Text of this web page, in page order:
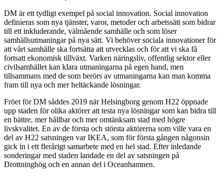
DM är ett tydligt exempel på social innovation. Social innovation
definieras som nya tjänster, varor, metoder och arbetssätt som bidrar
till ett inkluderande, välmående samhälle och som löser
samhällsutmaningar på nya sätt. Vi behöver sociala innovationer för
att vårt samhälle ska fortsätta att utvecklas och för att vi ska få
fortsatt ekonomisk tillväxt. Varken näringsliv, offentlig sektor eller
civilsamhället kan klara utmaningarna på egen hand, men
tillsammans med de som berörs av utmaningarna kan man komma
fram till nya och mer heltäckande lösningar.
Fröet för DM såddes 2019 när Helsingborg genom H22 öppnade
upp staden för olika aktörer att testa nya lösningar som kan bidra till
en bättre, mer hållbar och mer omtänksam stad med högre
livskvalitet. En av de första och största aktörerna som ville vara en
del av H22 satsningen var IKEA, som för första gången någonsin
gick in i ett flerårigt samarbete med en hel stad. Efter inledande
sonderingar med staden landade en del av satsningen på
Drottninghög och en annan del i Oceanhamnen.